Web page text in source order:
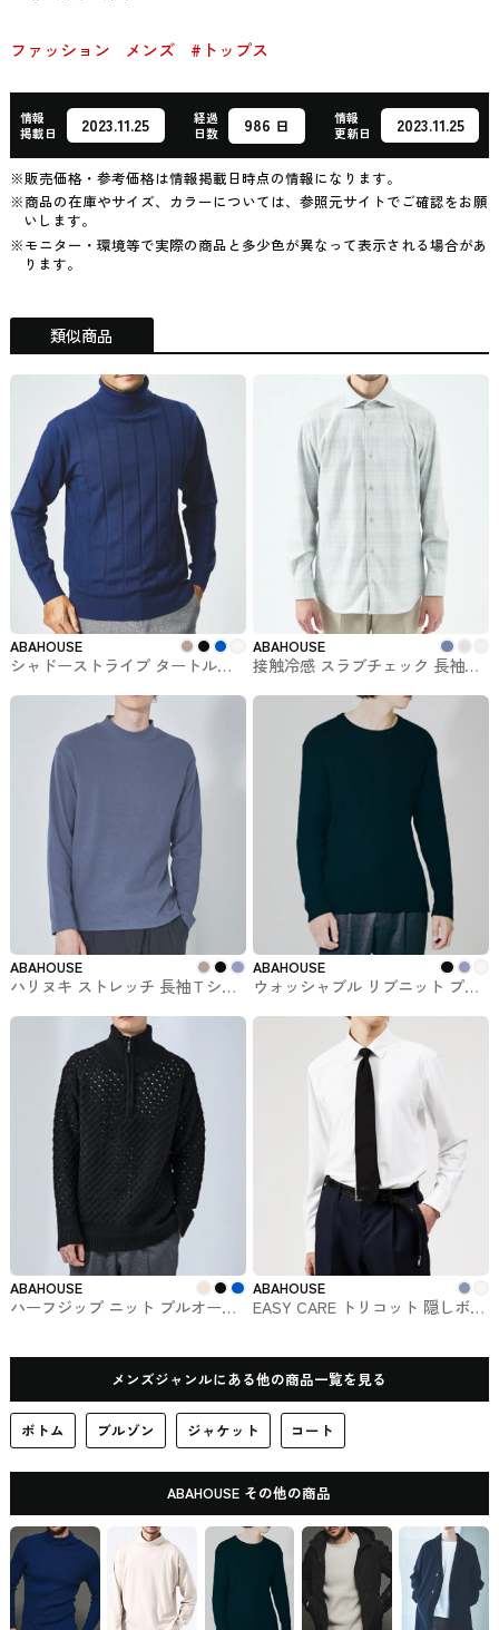
ファッション メンズ #トップス
情報
掲載日
2023.11.25
経過
日数
986 日
情報
更新日
2023.11.25
※販売価格・参考価格は情報掲載日時点の情報になります。
※商品の在庫やサイズ、カラーについては、参照元サイトでご確認をお願
いします。
※モニター・環境等で実際の商品と多少色が異なって表示される場合があ
ります。
類似商品
ABAHOUSE
シャドーストライプ タートルネ
ABAHOUSE
接触冷感 スラブチェック 長袖シ
ABAHOUSE
ハリヌキ ストレッチ 長袖Ｔシャ
ABAHOUSE
ウォッシャブル リブニット プル
ABAHOUSE
ハーフジップ ニット プルオーバ
ABAHOUSE
EASY CARE トリコット 隠しボタ
メンズジャンルにある他の商品一覧を見る
ボトム ブルゾン ジャケット コート
ABAHOUSE その他の商品